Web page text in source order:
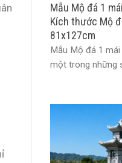
Mẫu Mộ đá 1
Kích thước Mộ
81x127cm
Mẫu Mộ đá 1
một trong những